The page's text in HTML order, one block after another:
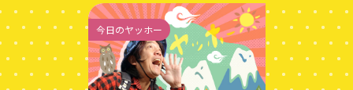
今日のヤッホー